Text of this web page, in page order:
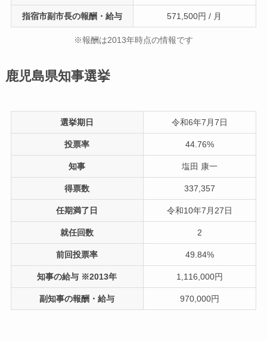
指宿市副市長の報酬・給与 571,500円 / 月
※報酬は2013年時点の情報です
鹿児島県知事選挙
選挙期日 令和6年7月7日
投票率 44.76%
知事 塩田 康一
得票数 337,357
任期満了日 令和10年7月27日
就任回数 2
前回投票率 49.84%
知事の給与 ※2013年 1,116,000円
副知事の報酬・給与 970,000円